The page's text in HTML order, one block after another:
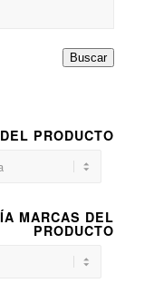
Buscar
PRODUCTO
MARCAS DEL
PRODUCTO